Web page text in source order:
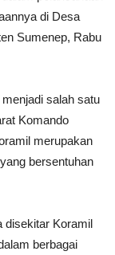
di Desa
Sumenep, Rabu
salah satu
Komando
merupakan
bersentuhan
disekitar Koramil
berbagai